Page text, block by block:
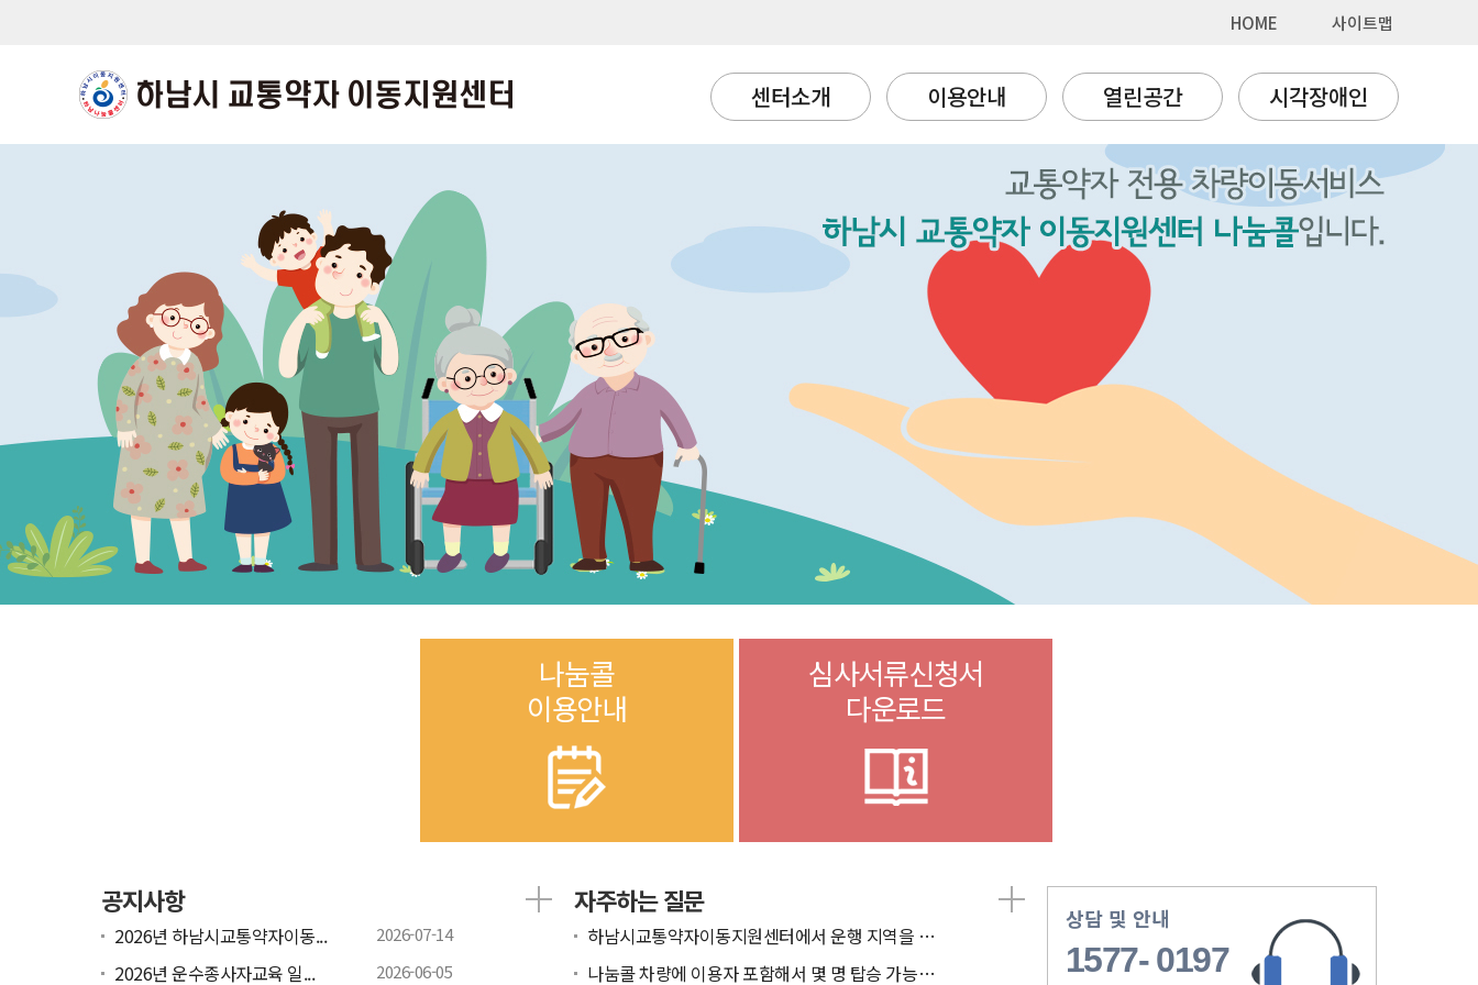
HOME 사이트맵
센터소개 이용안내 열린공간 시각장애인
나눔콜
이용안내
심사서류신청서
다운로드
공지사항
2026년 하남시교통약자이동... 2026-07-14
2026년 운수종사자교육 일... 2026-06-05
자주하는 질문
하남시교통약자이동지원센터에서 운행 지역을 알고 싶...
나눔콜 차량에 이용자 포함해서 몇 명 탑승 가능한가...
상담 및 안내
1577- 0197